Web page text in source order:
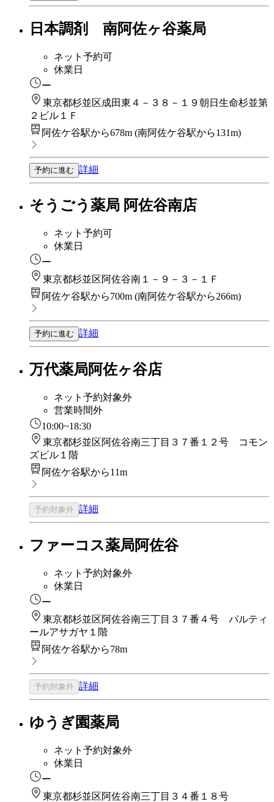
日本調剤 南阿佐ヶ谷薬局
ネット予約可
休業日
ー
東京都杉並区成田東４－３８－１９朝日生命杉並第
２ビル１Ｆ
阿佐ケ谷駅から678m (南阿佐ケ谷駅から131m)
予約に進む 詳細
そうごう薬局 阿佐谷南店
ネット予約可
休業日
ー
東京都杉並区阿佐谷南１－９－３－１Ｆ
阿佐ケ谷駅から700m (南阿佐ケ谷駅から266m)
予約に進む 詳細
万代薬局阿佐ヶ谷店
ネット予約対象外
営業時間外
10:00~18:30
東京都杉並区阿佐谷南三丁目３７番１２号 コモン
ズビル１階
阿佐ケ谷駅から11m
予約対象外 詳細
ファーコス薬局阿佐谷
ネット予約対象外
休業日
ー
東京都杉並区阿佐谷南三丁目３７番４号 パルティ
ールアサガヤ１階
阿佐ケ谷駅から78m
予約対象外 詳細
ゆうぎ園薬局
ネット予約対象外
休業日
ー
東京都杉並区阿佐谷南三丁目３４番１８号